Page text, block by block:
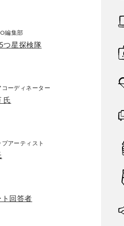
編集部
つ星探検隊
コーディネーター
氏
アーティスト
回答者